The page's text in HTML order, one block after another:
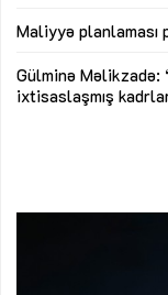
Maliyyə planlaması
Gülminə Məlikzadə:
ixtisaslaşmış